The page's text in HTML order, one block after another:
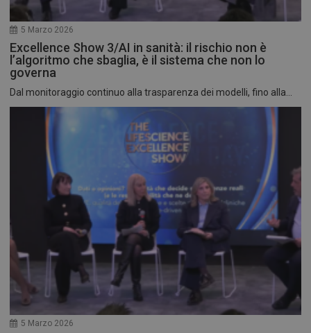
5 Marzo 2026
Excellence Show 3/AI in sanità: il rischio non è
l’algoritmo che sbaglia, è il sistema che non lo
governa
Dal monitoraggio continuo alla trasparenza dei modelli, fino alla...
5 Marzo 2026